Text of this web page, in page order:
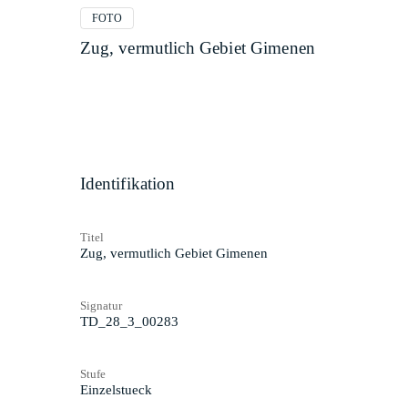
FOTO
Zug, vermutlich Gebiet Gimenen
Identifikation
Titel
Zug, vermutlich Gebiet Gimenen
Signatur
TD_28_3_00283
Stufe
Einzelstueck